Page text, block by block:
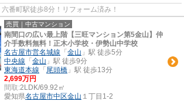
番町駅徒歩8分！リフォーム済み！
売買｜中古マンション
南間口の広い最上階【三旺マンション第5金山】仲
介手数料無料！正木小学校・伊勢山中学校
名古屋市営名城線 「 金山 」駅 徒歩5分
中央線 「 金山 」駅 徒歩9分
東海道本線 「 尾頭橋 」駅 徒歩13分
2,699万円
間取:2LDK/69.92㎡
愛知県名古屋市中区金山 １丁目1-2